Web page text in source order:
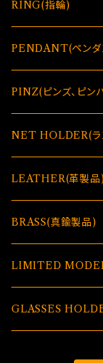
RING(指輪)
PENDANT(ペンダ
GLASSES
PINZ(ピンズ、ピン
GLASSES
NET HOLDER(ラ
LEATHER(革製品
BRASS(真鍮製品)
LIMITED MODEL(
GLASSES